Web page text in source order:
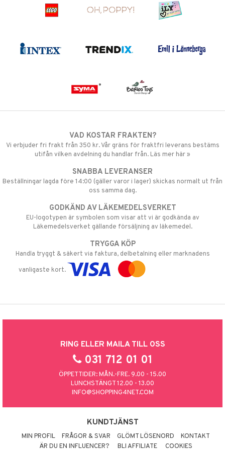
VAD KOSTAR FRAKTEN?
Vi erbjuder fri frakt från 350 kr. Vår gräns för fraktfri leverans bestäms
utifån vilken avdelning du handlar från. Läs mer här »
SNABBA LEVERANSER
Beställningar lagda före 14:00 (gäller varor i lager) skickas normalt ut från
oss samma dag.
GODKÄND AV LÄKEMEDELSVERKET
EU-logotypen är symbolen som visar att vi är godkända av
Läkemedelsverket gällande försäljning av läkemedel.
TRYGGA KÖP
Handla tryggt & säkert via faktura, delbetalning eller marknadens
vanligaste kort.
RING ELLER MAILA TILL OSS
031 712 01 01
ÖPPETTIDER: MÅN.-FRE. 9.00 - 15.00
LUNCHSTÄNGT 12.00 - 13.00
INFO@SHOPPING4NET.COM
KUNDTJÄNST
MIN PROFIL FRÅGOR & SVAR GLÖMT LÖSENORD
KONTAKT
ÄR DU EN INFLUENCER?
BLI AFFILIATE COOKIES